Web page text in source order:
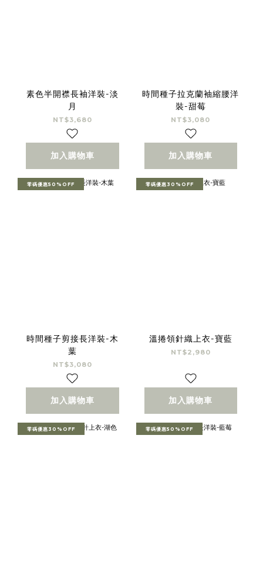
素色半開襟長袖洋裝-淡
月
NT$3,680
加入購物車
時間種子拉克蘭袖縮腰洋
裝-甜莓
NT$3,080
加入購物車
零碼優惠50%OFF
時間種子剪接長洋裝-木
葉
NT$3,080
加入購物車
零碼優惠30%OFF
溫捲領針織上衣-寶藍
NT$2,980
加入購物車
零碼優惠30%OFF 零碼優惠50%OFF